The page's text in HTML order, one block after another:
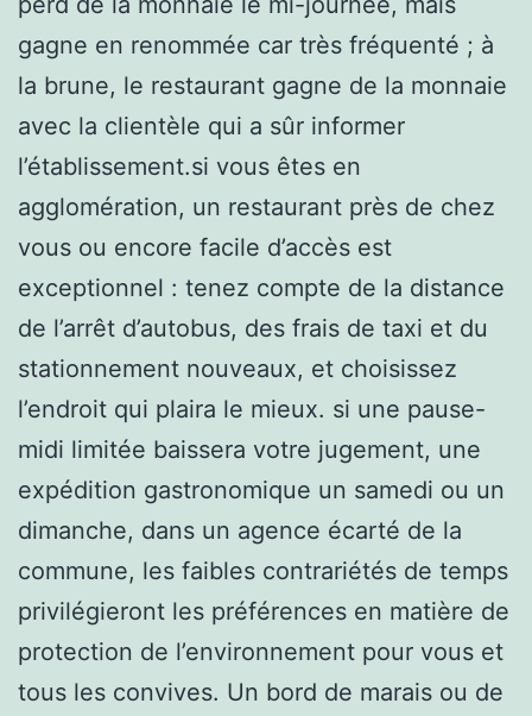
gagne en renommée car très fréquenté ; à
la brune, le restaurant gagne de la monnaie
avec la clientèle qui a sûr informer
l’établissement.si vous êtes en
agglomération, un restaurant près de chez
vous ou encore facile d’accès est
exceptionnel : tenez compte de la distance
de l’arrêt d’autobus, des frais de taxi et du
stationnement nouveaux, et choisissez
l’endroit qui plaira le mieux. si une pause-
midi limitée baissera votre jugement, une
expédition gastronomique un samedi ou un
dimanche, dans un agence écarté de la
commune, les faibles contrariétés de temps
privilégieront les préférences en matière de
protection de l’environnement pour vous et
tous les convives. Un bord de marais ou de